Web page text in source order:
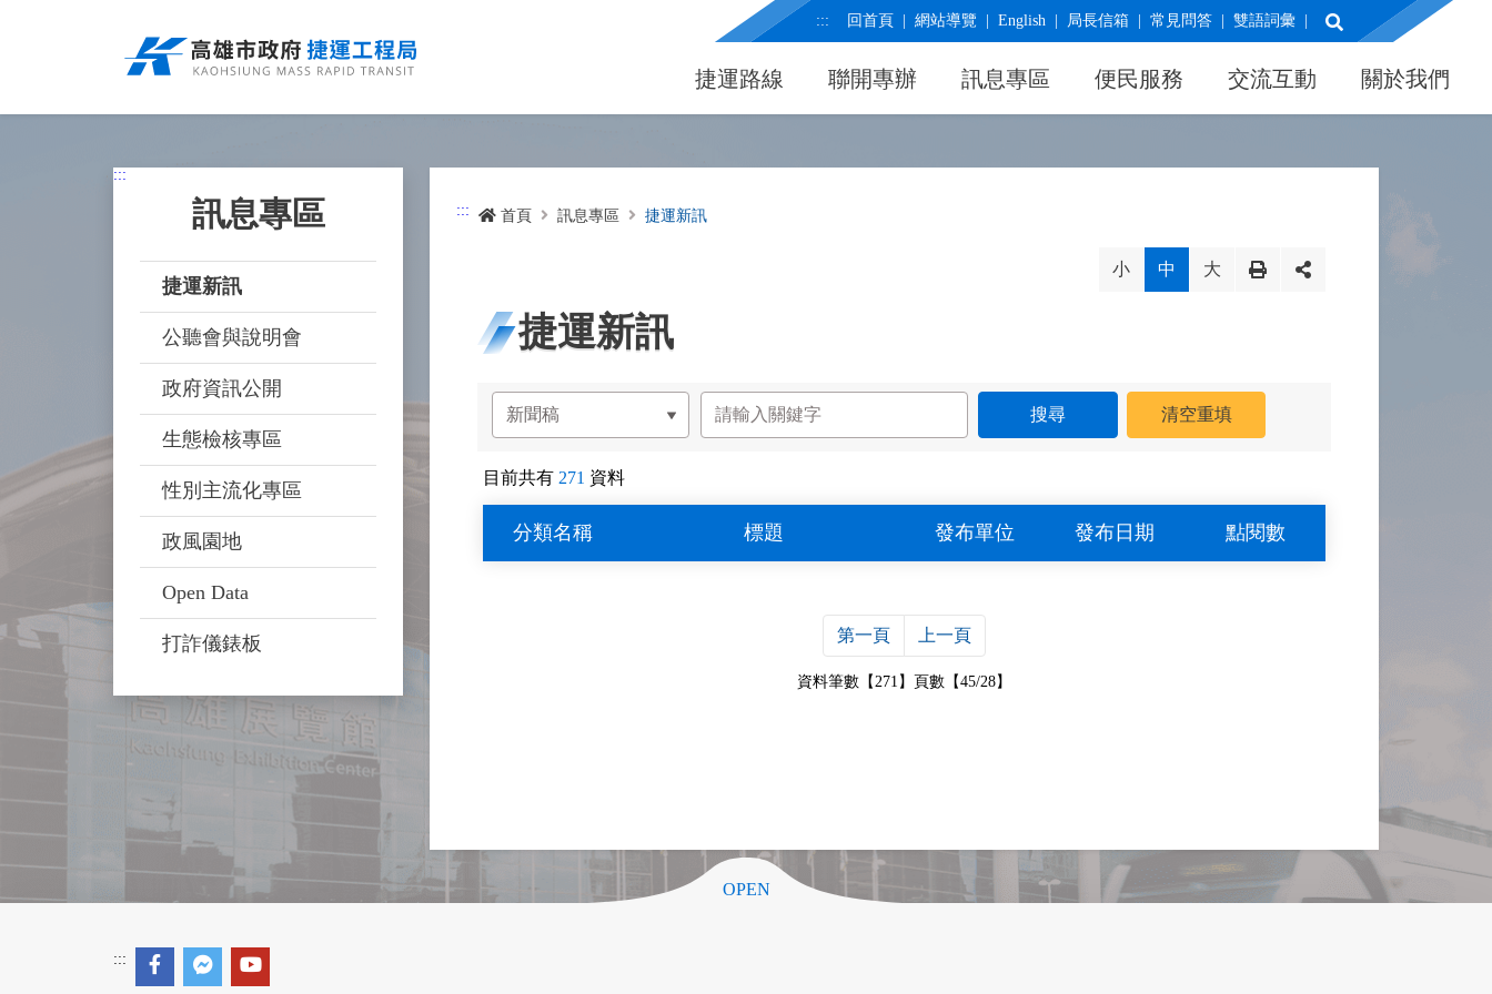
::: 回首頁 網站導覽 English 局長信箱 常見問答 雙語詞彙 展開搜尋
捷運路線 聯開專辦 訊息專區 便民服務 交流互動 關於我們
:::
訊息專區
捷運新訊
公聽會與說明會
政府資訊公開
生態檢核專區
性別主流化專區
政風園地
Open Data
打詐儀錶板
::: 首頁 訊息專區 捷運新訊
小 中 大
捷運新訊
目前共有 271 資料
分類名稱 標題 發布單位 發布日期 點閱數
第一頁 上一頁
資料筆數【271】頁數【45/28】
OPEN
:::